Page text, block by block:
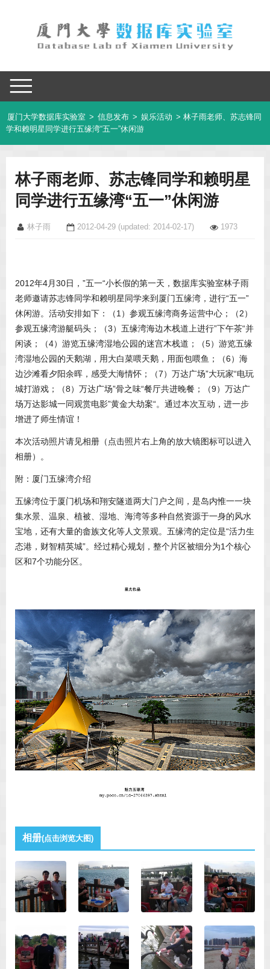
厦门大学数据库实验室 > 信息发布 > 娱乐活动 > 林子雨老师、苏志锋同
学和赖明星同学进行五缘湾“五一”休闲游
林子雨老师、苏志锋同学和赖明星
同学进行五缘湾“五一”休闲游
林子雨 2012-04-29 (updated: 2014-02-17) 1973
2012年4月30日，”五一“小长假的第一天，数据库实验室林子雨
老师邀请苏志锋同学和赖明星同学来到厦门五缘湾，进行“五一”
休闲游。活动安排如下：（1）参观五缘湾商务运营中心；（2）
参观五缘湾游艇码头；（3）五缘湾海边木栈道上进行”下午茶“并
闲谈；（4）游览五缘湾湿地公园的迷宫木栈道；（5）游览五缘
湾湿地公园的天鹅湖，用大白菜喂天鹅，用面包喂鱼；（6）海
边沙滩看夕阳余晖，感受大海情怀；（7）万达广场”大玩家“电玩
城打游戏；（8）万达广场”骨之味“餐厅共进晚餐；（9）万达广
场万达影城一同观赏电影”黄金大劫案“。通过本次互动，进一步
增进了师生情谊！
本次活动照片请见相册（点击照片右上角的放大镜图标可以进入
相册）。
附：厦门五缘湾介绍
五缘湾位于厦门机场和翔安隧道两大门户之间，是岛内惟一一块
集水景、温泉、植被、湿地、海湾等多种自然资源于一身的风水
宝地，还有大量的畲族文化等人文景观。五缘湾的定位是“活力生
态港，财智精英城”。经过精心规划，整个片区被细分为1个核心
区和7个功能分区。
相册(点击浏览大图)